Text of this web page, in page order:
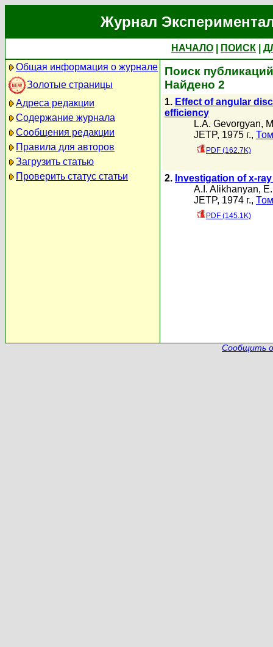
Журнал
НАЧАЛО ПОИСК
Общая информация о журнале
Золотые страницы
Адреса редакции
Содержание журнала
Сообщения редакции
Правила для авторов
Загрузить статью
Проверить статус статьи
Поиск
Найдено 2
1. Effect of angular
efficiency
L.A. Gevorgyan,
JETP, 1975 г.,
PDF (162.7K)
2. Investigation of x-
A.I. Alikhanyan,
JETP, 1974 г.,
PDF (145.1K)
Сообщить о